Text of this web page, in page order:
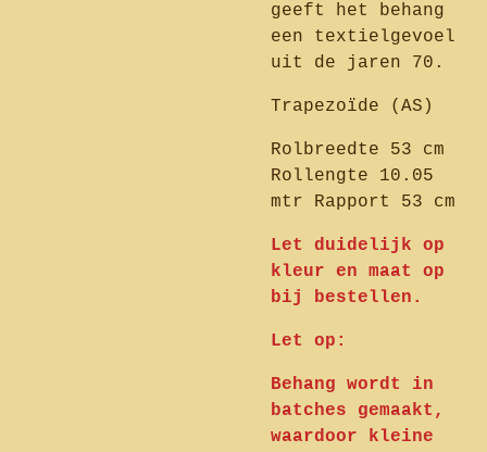
geeft het behang
een textielgevoel
uit de jaren 70.
Trapezoïde (AS)
Rolbreedte 53 cm
Rollengte 10.05
mtr Rapport 53 cm
Let duidelijk op
kleur en maat op
bij bestellen.
Let op:
Behang wordt in
batches gemaakt,
waardoor kleine